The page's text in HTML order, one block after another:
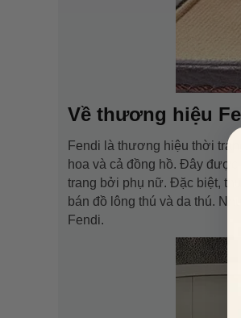
Về thương hiệu
Fendi là thương hiệu thời
hoa và cả đồng hồ. Đây được
trang bởi phụ nữ. Đặc biệt,
bán đồ lông thú và da thú.
Fendi.